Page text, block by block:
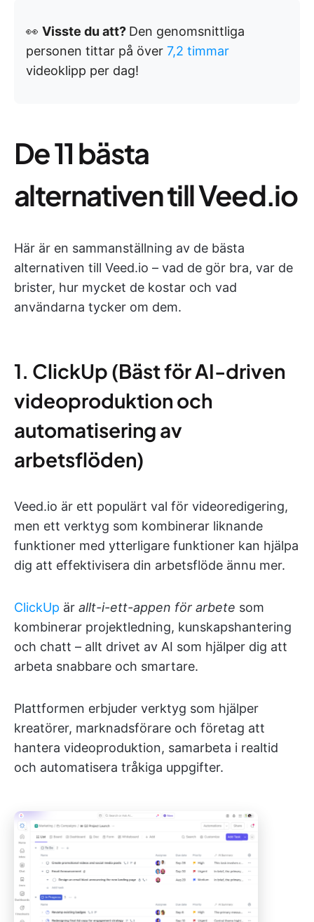
👀 Visste du att? Den genomsnittliga
personen tittar på över 7,2 timmar
videoklipp per dag!
De 11 bästa
alternativen till Veed.io
Här är en sammanställning av de bästa
alternativen till Veed.io – vad de gör bra, var de
brister, hur mycket de kostar och vad
användarna tycker om dem.
1. ClickUp (Bäst för AI-driven
videoproduktion och
automatisering av
arbetsflöden)
Veed.io är ett populärt val för videoredigering,
men ett verktyg som kombinerar liknande
funktioner med ytterligare funktioner kan hjälpa
dig att effektivisera din arbetsflöde ännu mer.
ClickUp är allt-i-ett-appen för arbete som
kombinerar projektledning, kunskapshantering
och chatt – allt drivet av AI som hjälper dig att
arbeta snabbare och smartare.
Plattformen erbjuder verktyg som hjälper
kreatörer, marknadsförare och företag att
hantera videoproduktion, samarbeta i realtid
och automatisera tråkiga uppgifter.